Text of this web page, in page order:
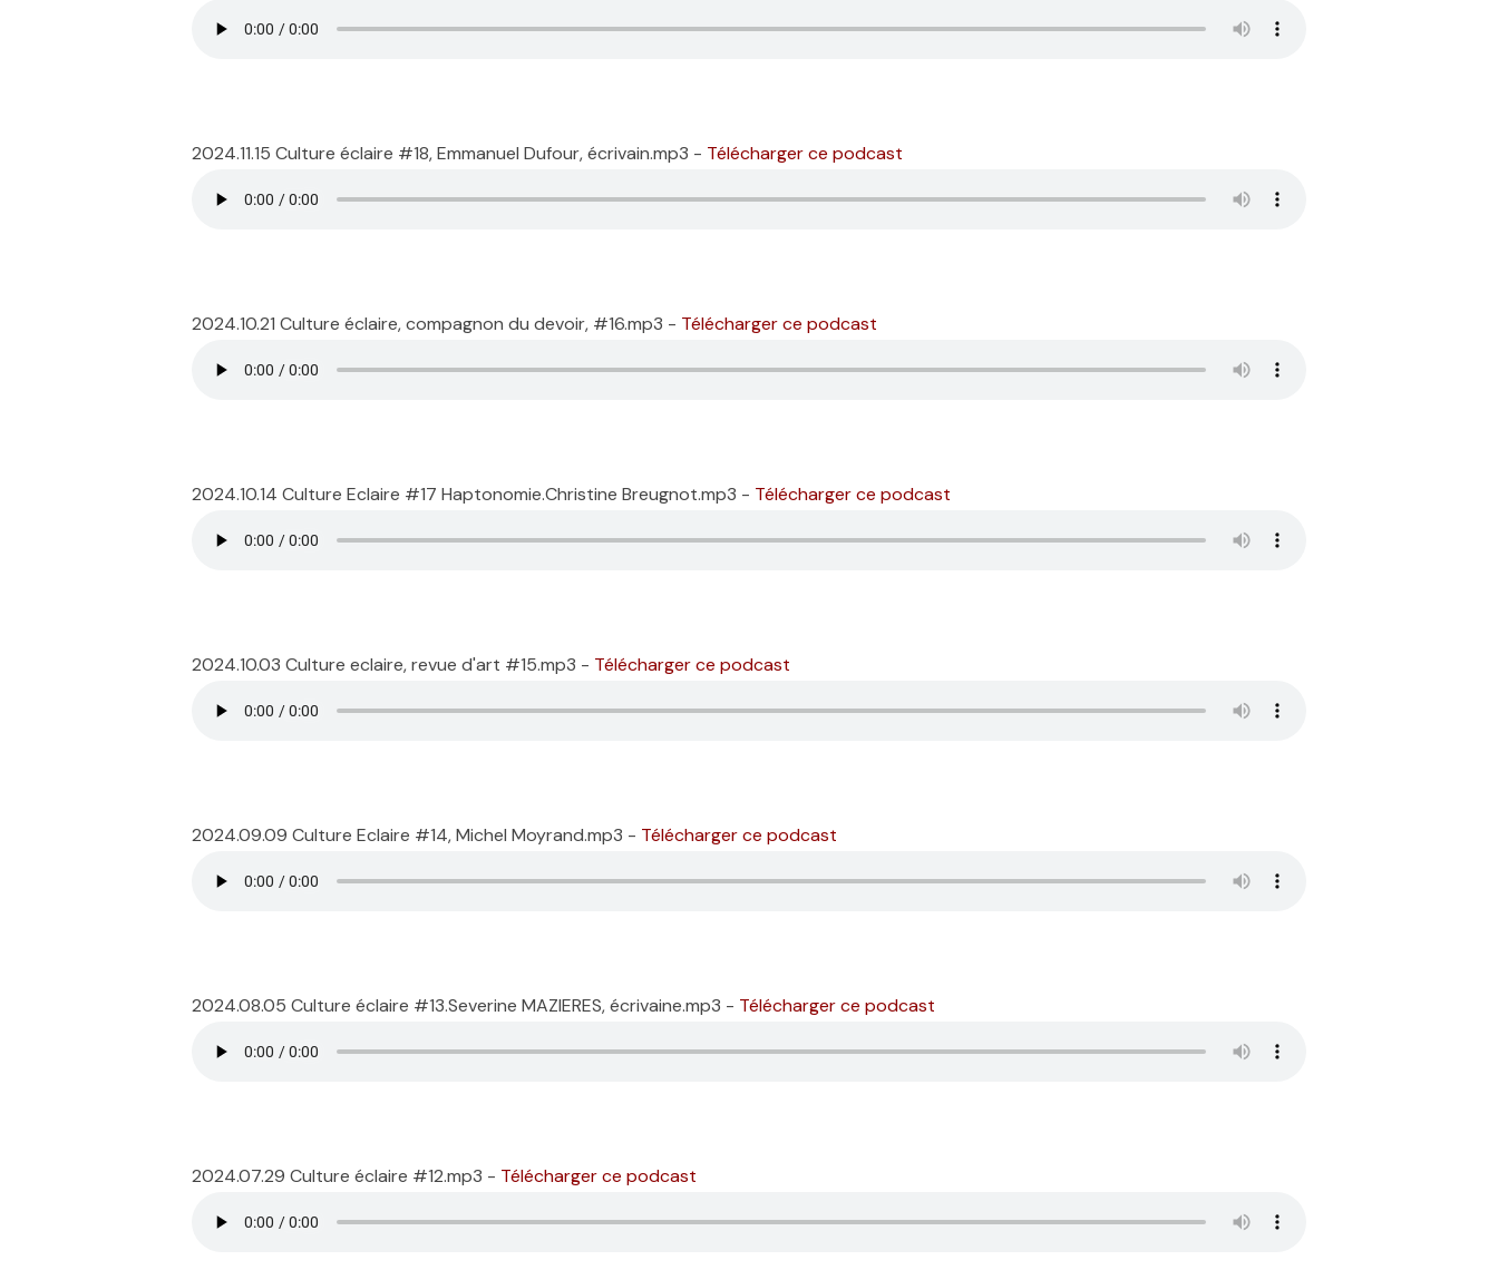
2024.11.15 Culture éclaire #18, Emmanuel Dufour, écrivain.mp3 - Télécharger ce podcast
2024.10.21 Culture éclaire, compagnon du devoir, #16.mp3 - Télécharger ce podcast
2024.10.14 Culture Eclaire #17 Haptonomie.Christine Breugnot.mp3 - Télécharger ce podcast
2024.10.03 Culture eclaire, revue d'art #15.mp3 - Télécharger ce podcast
2024.09.09 Culture Eclaire #14, Michel Moyrand.mp3 - Télécharger ce podcast
2024.08.05 Culture éclaire #13.Severine MAZIERES, écrivaine.mp3 - Télécharger ce podcast
2024.07.29 Culture éclaire #12.mp3 - Télécharger ce podcast